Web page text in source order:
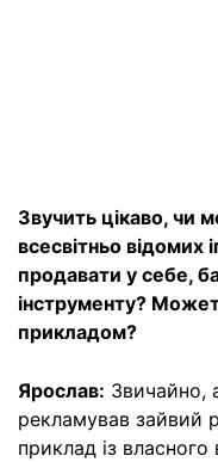
Звучить цікаво, чи
всесвітньо відомих
продавати у себе,
інструменту?
прикладом?
Ярослав: Звичайно,
рекламував зайвий
приклад із